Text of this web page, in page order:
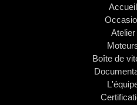
Accueil
Atelier
Boîte de